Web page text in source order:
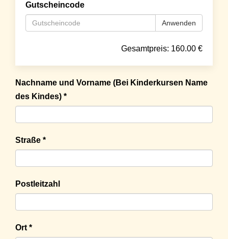
Gutscheincode
Anwenden
Gesamtpreis: 160.00 €
Nachname und Vorname (Bei Kinderkursen Name
des Kindes) *
Straße *
Postleitzahl
Ort *